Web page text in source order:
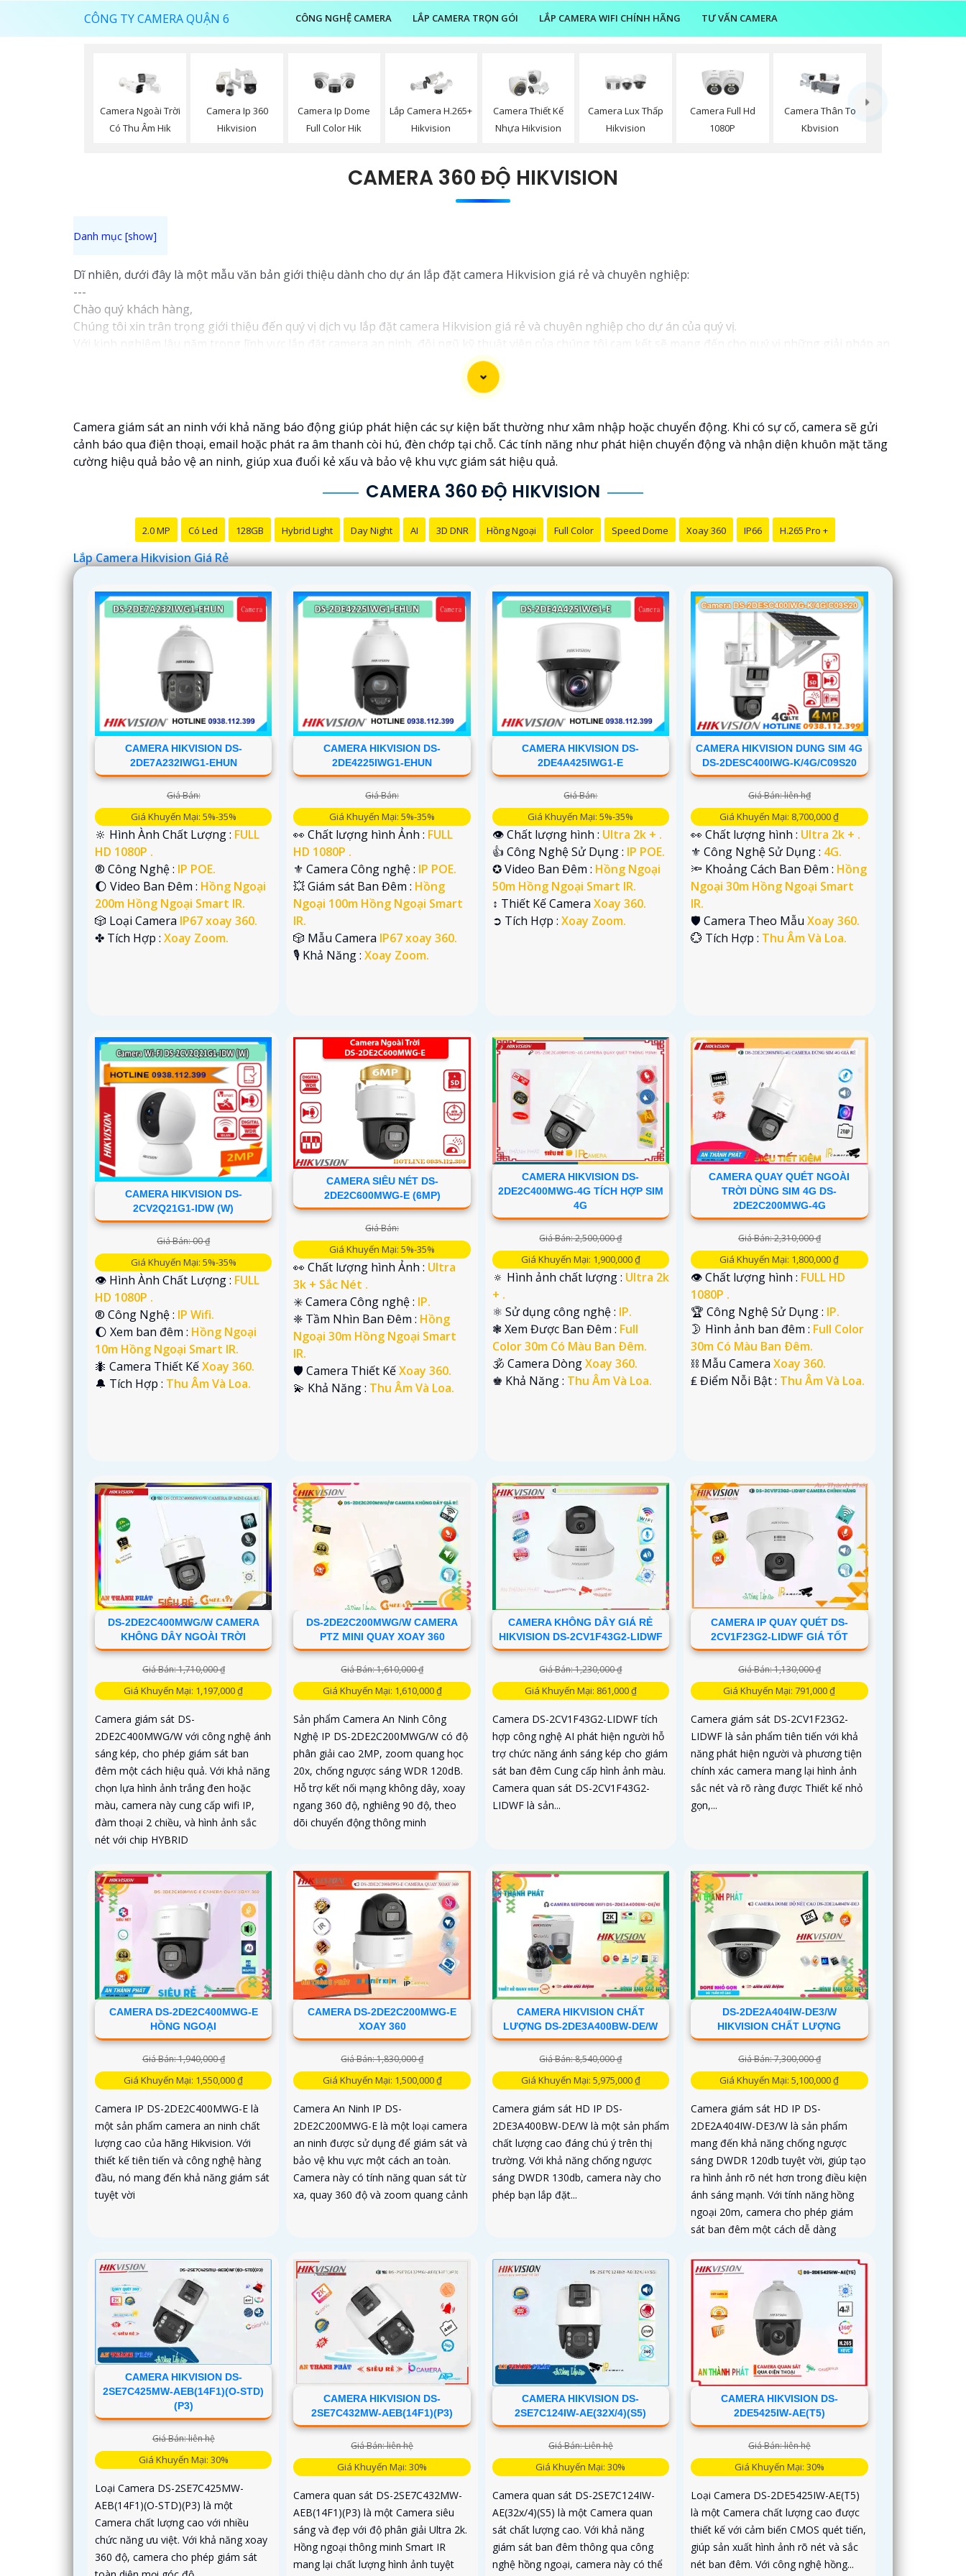
CÔNG TY CAMERA QUẬN 6 CÔNG NGHỆ CAMERA LẮP CAMERA TRỌN GÓI LẮP CAMERA WIFI CHÍNH HÃNG TƯ VẤN CAMERA
Camera Ngoài Trời
Có Thu Âm Hik
Camera Ip 360
Hikvision
Camera Ip Dome
Full Color Hik
Lắp Camera H.265+
Hikvision
Camera Thiết Kế
Nhựa Hikvision
Camera Lux Thấp
Hikvision
Camera Full Hd
1080P
Camera Thân To
Kbvision
CAMERA 360 ĐỘ HIKVISION
Dĩ nhiên, dưới đây là một mẫu văn bản giới thiệu dành cho dự án lắp đặt camera Hikvision giá rẻ và chuyên nghiệp:
---
Chào quý khách hàng,
Chúng tôi xin trân trọng giới thiệu đến quý vị dịch vụ lắp đặt camera Hikvision giá rẻ và chuyên nghiệp cho dự án của quý vị.
Với kinh nghiệm lâu năm trong lĩnh vực lắp đặt camera an ninh, đội ngũ kỹ thuật viên của chúng tôi cam kết sẽ mang đến cho quý vị những giải pháp an
Camera của Hikvision được biết đến là một trong những thương hiệu hàng đầu thế giới về giải pháp an ninh video. Với các tính năng và công nghệ tiên
chất lượng hình ảnh sắc nét mà còn đem đến sự tin cậy và an toàn cho dự án của quý vị.
Camera giám sát an ninh với khả năng báo động giúp phát hiện các sự kiện bất thường như xâm nhập hoặc chuyển động. Khi có sự cố, camera sẽ gửi
cảnh báo qua điện thoại, email hoặc phát ra âm thanh còi hú, đèn chớp tại chỗ. Các tính năng như phát hiện chuyển động và nhận diện khuôn mặt tăng
cường hiệu quả bảo vệ an ninh, giúp xua đuổi kẻ xấu và bảo vệ khu vực giám sát hiệu quả.
CAMERA 360 ĐỘ HIKVISION
2.0 MP Có Led 128GB Hybrid Light Day Night AI 3D DNR Hồng Ngoại Full Color Speed Dome Xoay 360 IP66 H.265 Pro +
Lắp Camera Hikvision Giá Rẻ
CAMERA HIKVISION DS-
2DE7A232IWG1-EHUN
Giá Bán:
Giá Khuyến Mại: 5%-35%
🔆 Hình Ành Chất Lượng : FULL
HD 1080P .
®️ Công Nghệ : IP POE.
🌔 Video Ban Đêm : Hồng Ngoại
200m Hồng Ngoại Smart IR.
🎲 Loại Camera IP67 xoay 360.
️✤ Tích Hợp : Xoay Zoom.
CAMERA HIKVISION DS-
2DE4225IWG1-EHUN
Giá Bán:
Giá Khuyến Mại: 5%-35%
👀 Chất lượng hình Ảnh : FULL
HD 1080P .
⚜️ Camera Công nghệ : IP POE.
💥 Giám sát Ban Đêm : Hồng
Ngoại 100m Hồng Ngoại Smart
IR.
🎲 Mẫu Camera IP67 xoay 360.
️🎙 Khả Năng :Xoay Zoom.
CAMERA HIKVISION DS-
2DE4A425IWG1-E
Giá Bán:
Giá Khuyến Mại: 5%-35%
👁 Chất lượng hình : Ultra 2k + .
👍 Công Nghệ Sử Dụng : IP POE.
✪ Video Ban Đêm : Hồng Ngoại
50m Hồng Ngoại Smart IR.
↕️ Thiết Kế Camera Xoay 360.
️➲ Tích Hợp : Xoay Zoom.
CAMERA HIKVISION DUNG SIM 4G
DS-2DESC400IWG-K/4G/C09S20
Giá Bán: liên h₫
Giá Khuyến Mại: 8,700,000 ₫
👀 Chất lượng hình : Ultra 2k + .
⚜️ Công Nghệ Sử Dụng : 4G.
🔦 Khoảng Cách Ban Đêm : Hồng
Ngoại 30m Hồng Ngoại Smart
IR.
🛡 Camera Theo MẫuXoay 360.
️💮 Tích Hợp : Thu Âm Và Loa.
CAMERA HIKVISION DS-
2CV2Q21G1-IDW (W)
Giá Bán: 00 ₫
Giá Khuyến Mại: 5%-35%
👁 Hình Ành Chất Lượng : FULL
HD 1080P .
®️ Công Nghệ : IP Wifi.
🌔 Xem ban đêm : Hồng Ngoại
10m Hồng Ngoại Smart IR.
🐜 Camera Thiết KếXoay 360.
️🔔 Tích Hợp : Thu Âm Và Loa.
CAMERA SIÊU NÉT DS-
2DE2C600MWG-E (6MP)
Giá Bán:
Giá Khuyến Mại: 5%-35%
👀 Chất lượng hình Ảnh : Ultra
3k + Sắc Nét .
✳️ Camera Công nghệ : IP.
❈ Tầm Nhìn Ban Đêm : Hồng
Ngoại 30m Hồng Ngoại Smart
IR.
🛡 Camera Thiết KếXoay 360.
️💫 Khả Năng : Thu Âm Và Loa.
CAMERA HIKVISION DS-
2DE2C400MWG-4G TÍCH HỢP SIM
4G
Giá Bán: 2,500,000 ₫
Giá Khuyến Mại: 1,900,000 ₫
🔅 Hình ảnh chất lượng : Ultra 2k
+ .
⚛️ Sử dụng công nghệ : IP.
❃ Xem Được Ban Đêm : Full
Color 30m Có Màu Ban Ðêm.
🕉️ Camera DòngXoay 360.
️♚ Khả Năng : Thu Âm Và Loa.
CAMERA QUAY QUÉT NGOÀI
TRỜI DÙNG SIM 4G DS-
2DE2C200MWG-4G
Giá Bán: 2,310,000 ₫
Giá Khuyến Mại: 1,800,000 ₫
👁 Chất lượng hình : FULL HD
1080P .
🏆 Công Nghệ Sử Dụng : IP.
🌛 Hình ảnh ban đêm : Full Color
30m Có Màu Ban Ðêm.
⛓ Mẫu CameraXoay 360.
️₤ Điểm Nỗi Bật : Thu Âm Và Loa.
DS-2DE2C400MWG/W CAMERA
KHÔNG DÂY NGOÀI TRỜI
Giá Bán: 1,710,000 ₫
Giá Khuyến Mại: 1,197,000 ₫
Camera giám sát DS-
2DE2C400MWG/W với công nghệ ánh
sáng kép, cho phép giám sát ban
đêm một cách hiệu quả. Với khả năng
chọn lựa hình ảnh trắng đen hoặc
màu, camera này cung cấp wifi IP,
đàm thoại 2 chiều, và hình ảnh sắc
nét với chip HYBRID
DS-2DE2C200MWG/W CAMERA
PTZ MINI QUAY XOAY 360
Giá Bán: 1,610,000 ₫
Giá Khuyến Mại: 1,610,000 ₫
Sản phẩm Camera An Ninh Công
Nghệ IP DS-2DE2C200MWG/W có độ
phân giải cao 2MP, zoom quang học
20x, chống ngược sáng WDR 120dB.
Hỗ trợ kết nối mạng không dây, xoay
ngang 360 độ, nghiêng 90 độ, theo
dõi chuyển động thông minh
CAMERA KHÔNG DÂY GIÁ RẺ
HIKVISION DS-2CV1F43G2-LIDWF
Giá Bán: 1,230,000 ₫
Giá Khuyến Mại: 861,000 ₫
Camera DS-2CV1F43G2-LIDWF tích
hợp công nghệ AI phát hiện người hỗ
trợ chức năng ánh sáng kép cho giám
sát ban đêm Cung cấp hình ảnh màu.
Camera quan sát DS-2CV1F43G2-
LIDWF là sản...
CAMERA IP QUAY QUÉT DS-
2CV1F23G2-LIDWF GIÁ TỐT
Giá Bán: 1,130,000 ₫
Giá Khuyến Mại: 791,000 ₫
Camera giám sát DS-2CV1F23G2-
LIDWF là sản phẩm tiên tiến với khả
năng phát hiện người và phương tiện
chính xác camera mang lại hình ảnh
sắc nét và rõ ràng được Thiết kế nhỏ
gọn,...
CAMERA DS-2DE2C400MWG-E
HỒNG NGOẠI
Giá Bán: 1,940,000 ₫
Giá Khuyến Mại: 1,550,000 ₫
Camera IP DS-2DE2C400MWG-E là
một sản phẩm camera an ninh chất
lượng cao của hãng Hikvision. Với
thiết kế tiên tiến và công nghệ hàng
đầu, nó mang đến khả năng giám sát
tuyệt vời
CAMERA DS-2DE2C200MWG-E
XOAY 360
Giá Bán: 1,830,000 ₫
Giá Khuyến Mại: 1,500,000 ₫
Camera An Ninh IP DS-
2DE2C200MWG-E là một loại camera
an ninh được sử dụng để giám sát và
bảo vệ khu vực một cách an toàn.
Camera này có tính năng quan sát từ
xa, quay 360 độ và zoom quang cảnh
CAMERA HIKVISION CHẤT
LƯỢNG DS-2DE3A400BW-DE/W
Giá Bán: 8,540,000 ₫
Giá Khuyến Mại: 5,975,000 ₫
Camera giám sát HD IP DS-
2DE3A400BW-DE/W là một sản phẩm
chất lượng cao đáng chú ý trên thị
trường. Với khả năng chống ngược
sáng DWDR 130db, camera này cho
phép bạn lắp đặt...
DS-2DE2A404IW-DE3/W
HIKVISION CHẤT LƯỢNG
Giá Bán: 7,300,000 ₫
Giá Khuyến Mại: 5,100,000 ₫
Camera giám sát HD IP DS-
2DE2A404IW-DE3/W là sản phẩm
mang đến khả năng chống ngược
sáng DWDR 120db tuyệt vời, giúp tạo
ra hình ảnh rõ nét hơn trong điều kiện
ánh sáng mạnh. Với tính năng hồng
ngoại 20m, camera cho phép giám
sát ban đêm một cách dễ dàng
CAMERA HIKVISION DS-
2SE7C425MW-AEB(14F1)(O-STD)
(P3)
Giá Bán: liên hệ
Giá Khuyến Mại: 30%
Loại Camera DS-2SE7C425MW-
AEB(14F1)(O-STD)(P3) là một
Camera chất lượng cao với nhiều
chức năng ưu việt. Với khả năng xoay
360 độ, camera cho phép giám sát
CAMERA HIKVISION DS-
2SE7C432MW-AEB(14F1)(P3)
Giá Bán: liên hệ
Giá Khuyến Mại: 30%
Camera quan sát DS-2SE7C432MW-
AEB(14F1)(P3) là một Camera siêu
sáng và đẹp với độ phân giải Ultra 2k.
Hồng ngoại thông minh Smart IR
mang lại chất lượng hình ảnh tuyệt
CAMERA HIKVISION DS-
2SE7C124IW-AE(32X/4)(S5)
Giá Bán: Liên hệ
Giá Khuyến Mại: 30%
Camera quan sát DS-2SE7C124IW-
AE(32x/4)(S5) là một Camera quan
sát chất lượng cao. Với khả năng
giám sát ban đêm thông qua công
nghệ hồng ngoại, camera này có thể
CAMERA HIKVISION DS-
2DE5425IW-AE(T5)
Giá Bán: liên hệ
Giá Khuyến Mại: 30%
Loại Camera DS-2DE5425IW-AE(T5)
là một Camera chất lượng cao được
thiết kế với cảm biến CMOS quét tiến,
giúp sản xuất hình ảnh rõ nét và sắc
nét ban đêm. Với công nghệ hồng...